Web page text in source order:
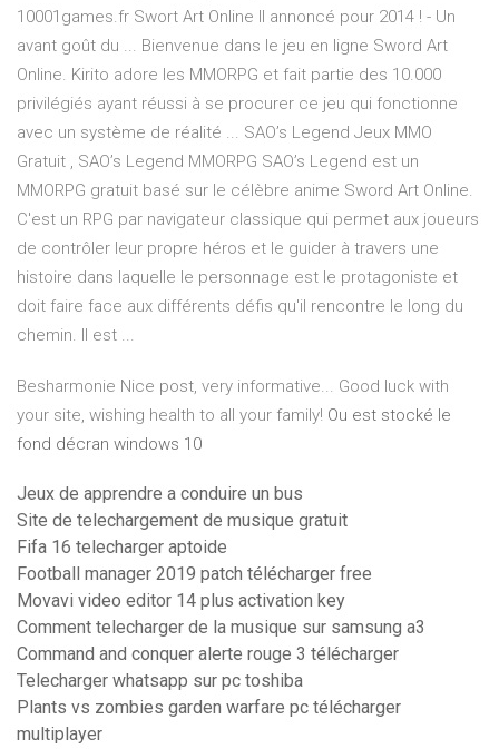
10001games.fr Swort Art Online II annoncé pour 2014 ! - Un
avant goût du ... Bienvenue dans le jeu en ligne Sword Art
Online. Kirito adore les MMORPG et fait partie des 10.000
privilégiés ayant réussi à se procurer ce jeu qui fonctionne
avec un système de réalité ... SAO’s Legend Jeux MMO
Gratuit , SAO’s Legend MMORPG SAO’s Legend est un
MMORPG gratuit basé sur le célèbre anime Sword Art Online.
C'est un RPG par navigateur classique qui permet aux joueurs
de contrôler leur propre héros et le guider à travers une
histoire dans laquelle le personnage est le protagoniste et
doit faire face aux différents défis qu'il rencontre le long du
chemin. Il est ...
Besharmonie Nice post, very informative... Good luck with
your site, wishing health to all your family! Ou est stocké le
fond décran windows 10
Jeux de apprendre a conduire un bus
Site de telechargement de musique gratuit
Fifa 16 telecharger aptoide
Football manager 2019 patch télécharger free
Movavi video editor 14 plus activation key
Comment telecharger de la musique sur samsung a3
Command and conquer alerte rouge 3 télécharger
Telecharger whatsapp sur pc toshiba
Plants vs zombies garden warfare pc télécharger
multiplayer